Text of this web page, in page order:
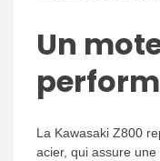
Un
La Kawasaki Z800
acier, qui assure